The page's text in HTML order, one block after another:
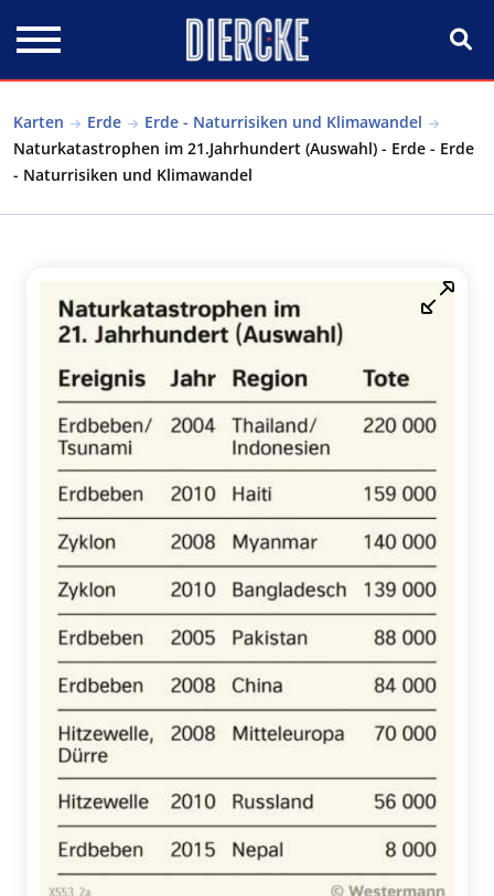
Karten Erde
Erde - Naturrisiken und Klimawandel
Naturkatastrophen im 21.Jahrhundert (Auswahl) - Erde - Erde
- Naturrisiken und Klimawandel